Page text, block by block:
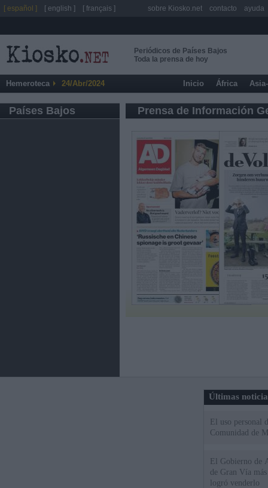
Periódicos de Países Bajos
Toda la prensa de hoy
Hemeroteca 24/Abr/2024 Inicio África
Países Bajos Prensa de Información
Últimas
El uso personal
Comunidad de
El Gobierno de
de Gran Vía
logró venderlo
[ español ] [ english ] [ français ] sobre Kiosko.net contacto ayuda